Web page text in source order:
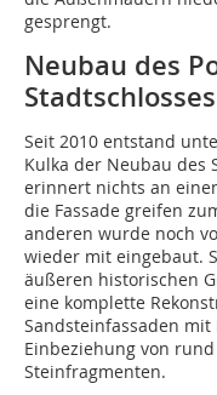
gesprengt.
Neubau des
Stadtschlosses
Seit 2010 entstand
Kulka der Neubau des
erinnert nichts an
die Fassade greifen
anderen wurde noch
wieder mit eingebaut.
äußeren historischen
eine komplette
Sandsteinfassaden
Einbeziehung von
Steinfragmenten.